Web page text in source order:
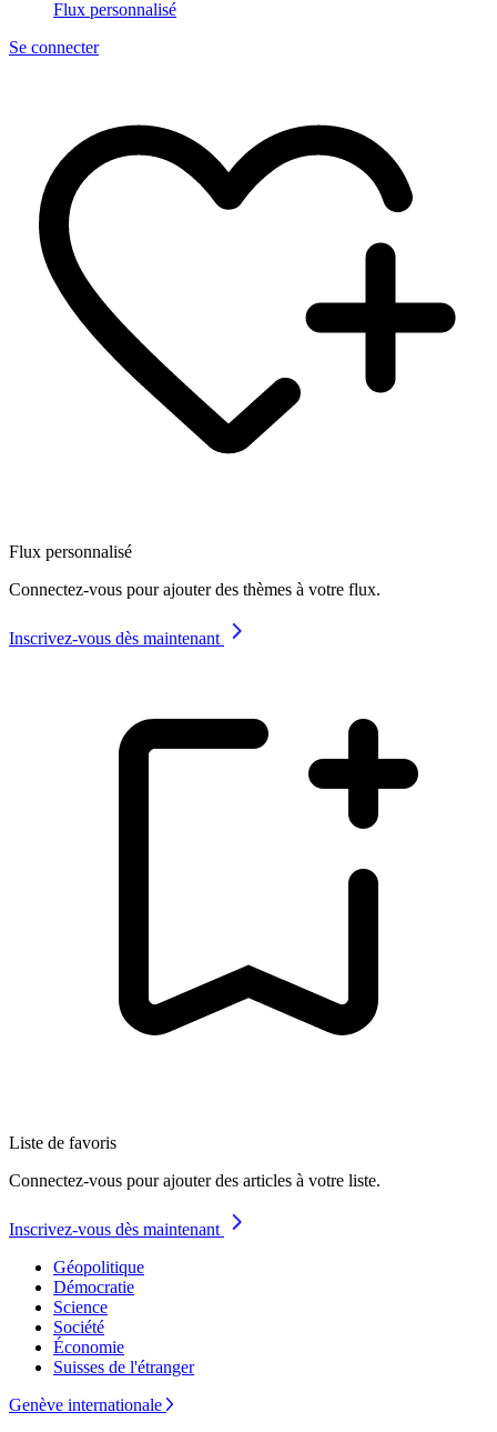
Flux personnalisé
Se connecter
Flux personnalisé
Connectez-vous pour ajouter des thèmes à votre flux.
Inscrivez-vous dès maintenant
Liste de favoris
Connectez-vous pour ajouter des articles à votre liste.
Inscrivez-vous dès maintenant
Géopolitique
Démocratie
Science
Société
Économie
Suisses de l'étranger
Genève internationale